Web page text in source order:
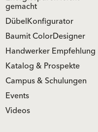
gemacht
DübelKonfigurator
Baumit ColorDesigner
Handwerker Empfehlung
Katalog & Prospekte
Campus & Schulungen
Events
Videos